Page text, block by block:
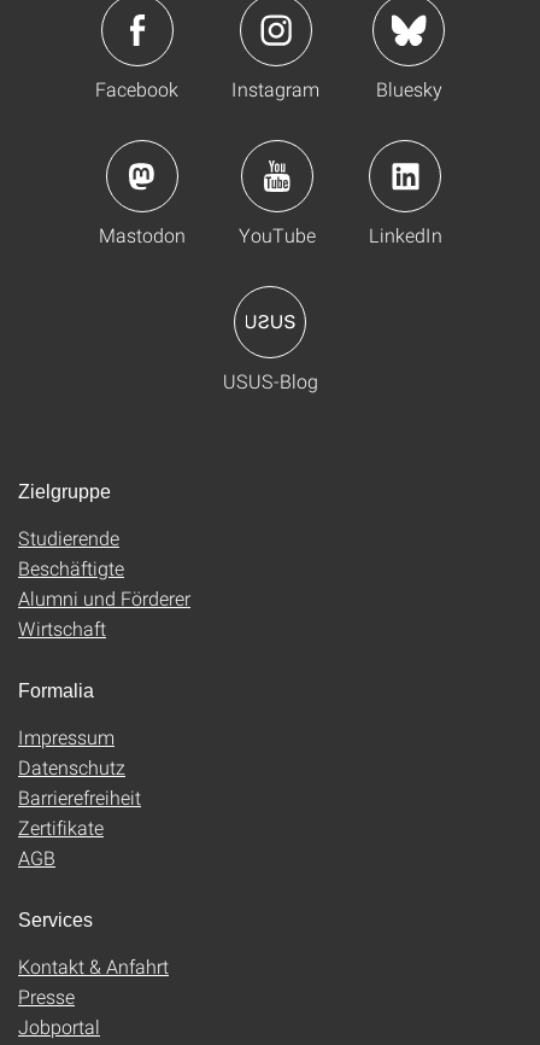
Facebook Instagram Bluesky
Mastodon YouTube LinkedIn
USUS-Blog
Zielgruppe
Studierende
Beschäftigte
Alumni und Förderer
Wirtschaft
Formalia
Impressum
Datenschutz
Barrierefreiheit
Zertifikate
AGB
Services
Kontakt & Anfahrt
Presse
Jobportal